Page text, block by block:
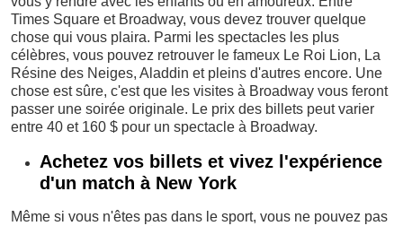
Times Square et Broadway, vous devez trouver quelque
chose qui vous plaira. Parmi les spectacles les plus
célèbres, vous pouvez retrouver le fameux Le Roi Lion, La
Résine des Neiges, Aladdin et pleins d'autres encore. Une
chose est sûre, c'est que les visites à Broadway vous feront
passer une soirée originale. Le prix des billets peut varier
entre 40 et 160 $ pour un spectacle à Broadway.
Achetez vos billets et vivez l'expérience
d'un match à New York
Même si vous n'êtes pas dans le sport, vous ne pouvez pas